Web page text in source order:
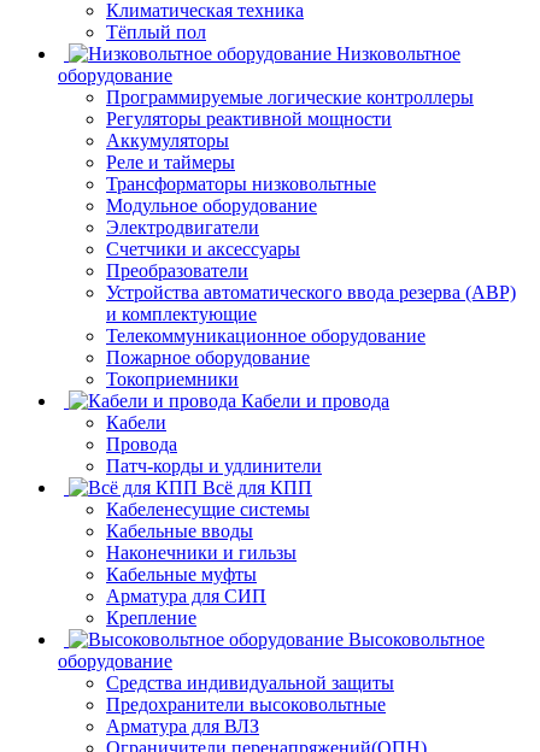
Климатическая техника
Тёплый пол
Низковольтное
оборудование
Программируемые логические контроллеры
Регуляторы реактивной мощности
Аккумуляторы
Реле и таймеры
Трансформаторы низковольтные
Модульное оборудование
Электродвигатели
Счетчики и аксессуары
Преобразователи
Устройства автоматического ввода резерва (АВР)
и комплектующие
Телекоммуникационное оборудование
Пожарное оборудование
Токоприемники
Кабели и провода
Кабели
Провода
Патч-корды и удлинители
Всё для КПП
Кабеленесущие системы
Кабельные вводы
Наконечники и гильзы
Кабельные муфты
Арматура для СИП
Крепление
Высоковольтное
оборудование
Средства индивидуальной защиты
Предохранители высоковольтные
Арматура для ВЛЗ
Ограничители перенапряжений(ОПН)